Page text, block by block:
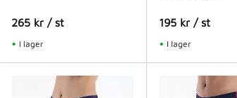
265kr / st
I lager
195 kr /st
I lager